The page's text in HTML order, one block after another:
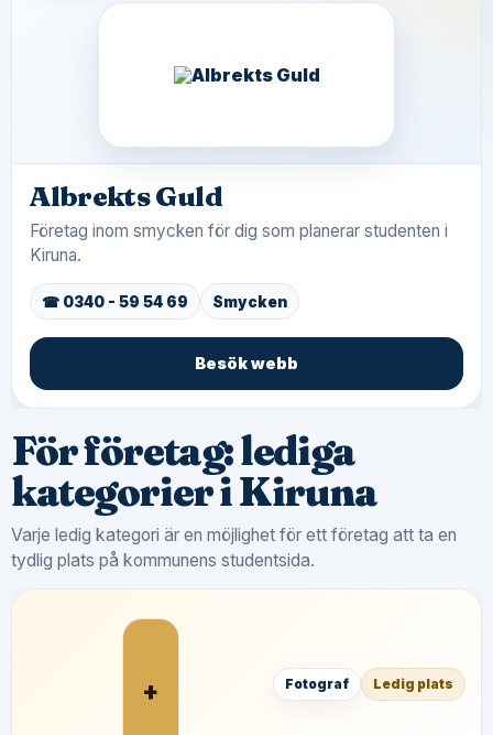
Albrekts Guld
Företag inom smycken för dig som planerar studenten i
Kiruna.
☎ 0340 - 59 54 69 Smycken
Besök webb
För företag: lediga
kategorier i Kiruna
Varje ledig kategori är en möjlighet för ett företag att ta en
tydlig plats på kommunens studentsida.
+ Fotograf Ledig plats